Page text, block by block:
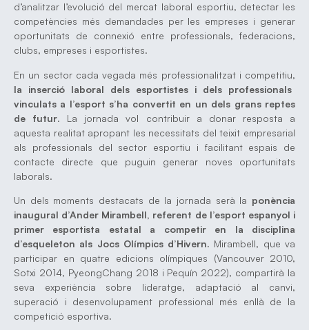
d’analitzar l’evolució del mercat laboral esportiu, detectar les
competències més demandades per les empreses i generar
oportunitats de connexió entre professionals, federacions,
clubs, empreses i esportistes.
En un sector cada vegada més professionalitzat i competitiu,
la inserció laboral dels esportistes i dels professionals
vinculats a l’esport s’ha convertit en un dels grans reptes
de futur. La jornada vol contribuir a donar resposta a
aquesta realitat apropant les necessitats del teixit empresarial
als professionals del sector esportiu i facilitant espais de
contacte directe que puguin generar noves oportunitats
laborals.
Un dels moments destacats de la jornada serà la ponència
inaugural d’Ander Mirambell, referent de l’esport espanyol i
primer esportista estatal a competir en la disciplina
d’esqueleton als Jocs Olímpics d’Hivern. Mirambell, que va
participar en quatre edicions olímpiques (Vancouver 2010,
Sotxi 2014, PyeongChang 2018 i Pequín 2022), compartirà la
seva experiència sobre lideratge, adaptació al canvi,
superació i desenvolupament professional més enllà de la
competició esportiva.